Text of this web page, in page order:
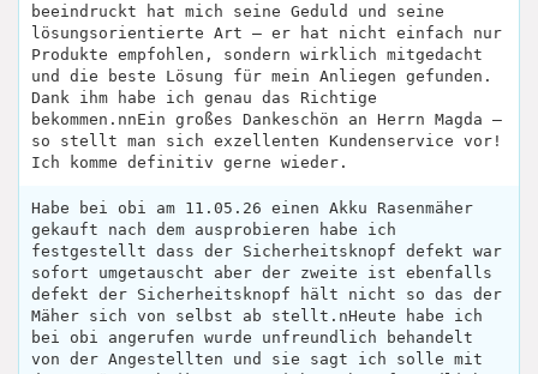
beeindruckt hat mich seine Geduld und seine
lösungsorientierte Art – er hat nicht einfach nur
Produkte empfohlen, sondern wirklich mitgedacht
und die beste Lösung für mein Anliegen gefunden.
Dank ihm habe ich genau das Richtige
bekommen.nnEin großes Dankeschön an Herrn Magda –
so stellt man sich exzellenten Kundenservice vor!
Ich komme definitiv gerne wieder.
Habe bei obi am 11.05.26 einen Akku Rasenmäher
gekauft nach dem ausprobieren habe ich
festgestellt dass der Sicherheitsknopf defekt war
sofort umgetauscht aber der zweite ist ebenfalls
defekt der Sicherheitsknopf hält nicht so das der
Mäher sich von selbst ab stellt.nHeute habe ich
bei obi angerufen wurde unfreundlich behandelt
von der Angestellten und sie sagt ich solle mit